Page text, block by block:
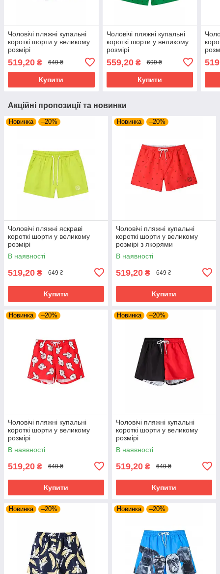
Чоловічі пляжні купальні
короткі шорти у великому
розмірі
519,20 ₴ 649 ₴
Купити
Чоловічі пляжні купальні
короткі шорти у великому
розмірі
559,20₴ 699 ₴
Купити
Акційні пропозиції та новинки
Новинка –20%
Чоловічі пляжні яскраві
короткі шорти у великому
розмірі
В наявності
519,20 ₴ 649 ₴
Купити
Новинка –20%
Чоловічі пляжні купальні
короткі шорти у великому
розмірі з якорями
В наявності
519,20 ₴ 649 ₴
Купити
Новинка –20%
Чоловічі пляжні купальні
короткі шорти у великому
розмірі
В наявності
519,20 ₴ 649 ₴
Купити
Новинка –20%
Чоловічі пляжні купальні
короткі шорти у великому
розмірі
В наявності
519,20 ₴ 649 ₴
Купити
Новинка –20% Новинка –20%